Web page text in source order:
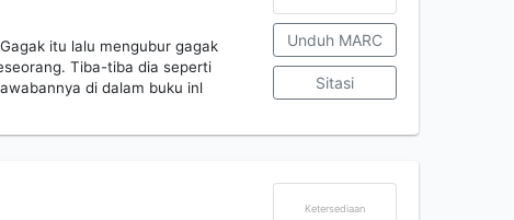
itu lalu mengubur gagak
Tiba-tiba dia seperti
di dalam buku inl
Unduh MARC
Sitasi
Ketersediaan